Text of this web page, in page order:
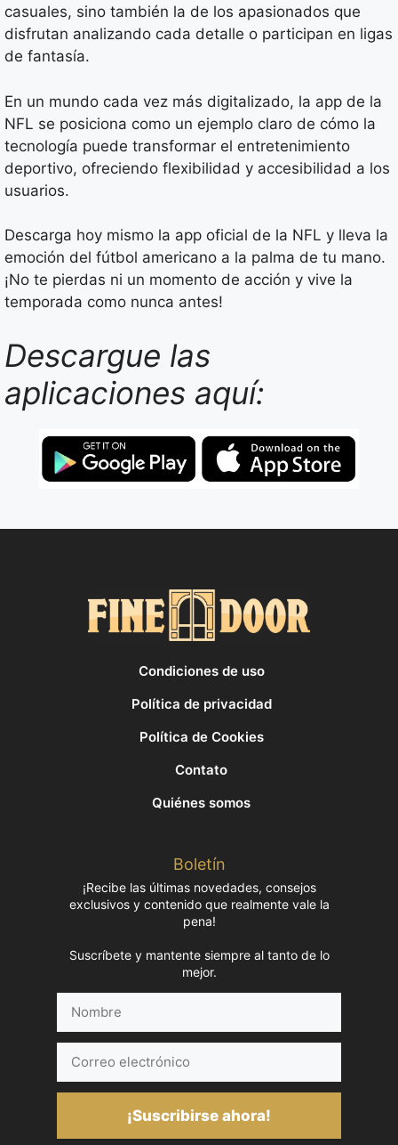
casuales, sino también la de los apasionados que
disfrutan analizando cada detalle o participan en ligas
de fantasía.
En un mundo cada vez más digitalizado, la app de la
NFL se posiciona como un ejemplo claro de cómo la
tecnología puede transformar el entretenimiento
deportivo, ofreciendo flexibilidad y accesibilidad a los
usuarios.
Descarga hoy mismo la app oficial de la NFL y lleva la
emoción del fútbol americano a la palma de tu mano.
¡No te pierdas ni un momento de acción y vive la
temporada como nunca antes!
Descargue las
aplicaciones aquí:
Condiciones de uso
Política de privacidad
Política de Cookies
Contato
Quiénes somos
Boletín
¡Recibe las últimas novedades, consejos
exclusivos y contenido que realmente vale la
pena!
Suscríbete y mantente siempre al tanto de lo
mejor.
electrónico
¡Suscribirse ahora!